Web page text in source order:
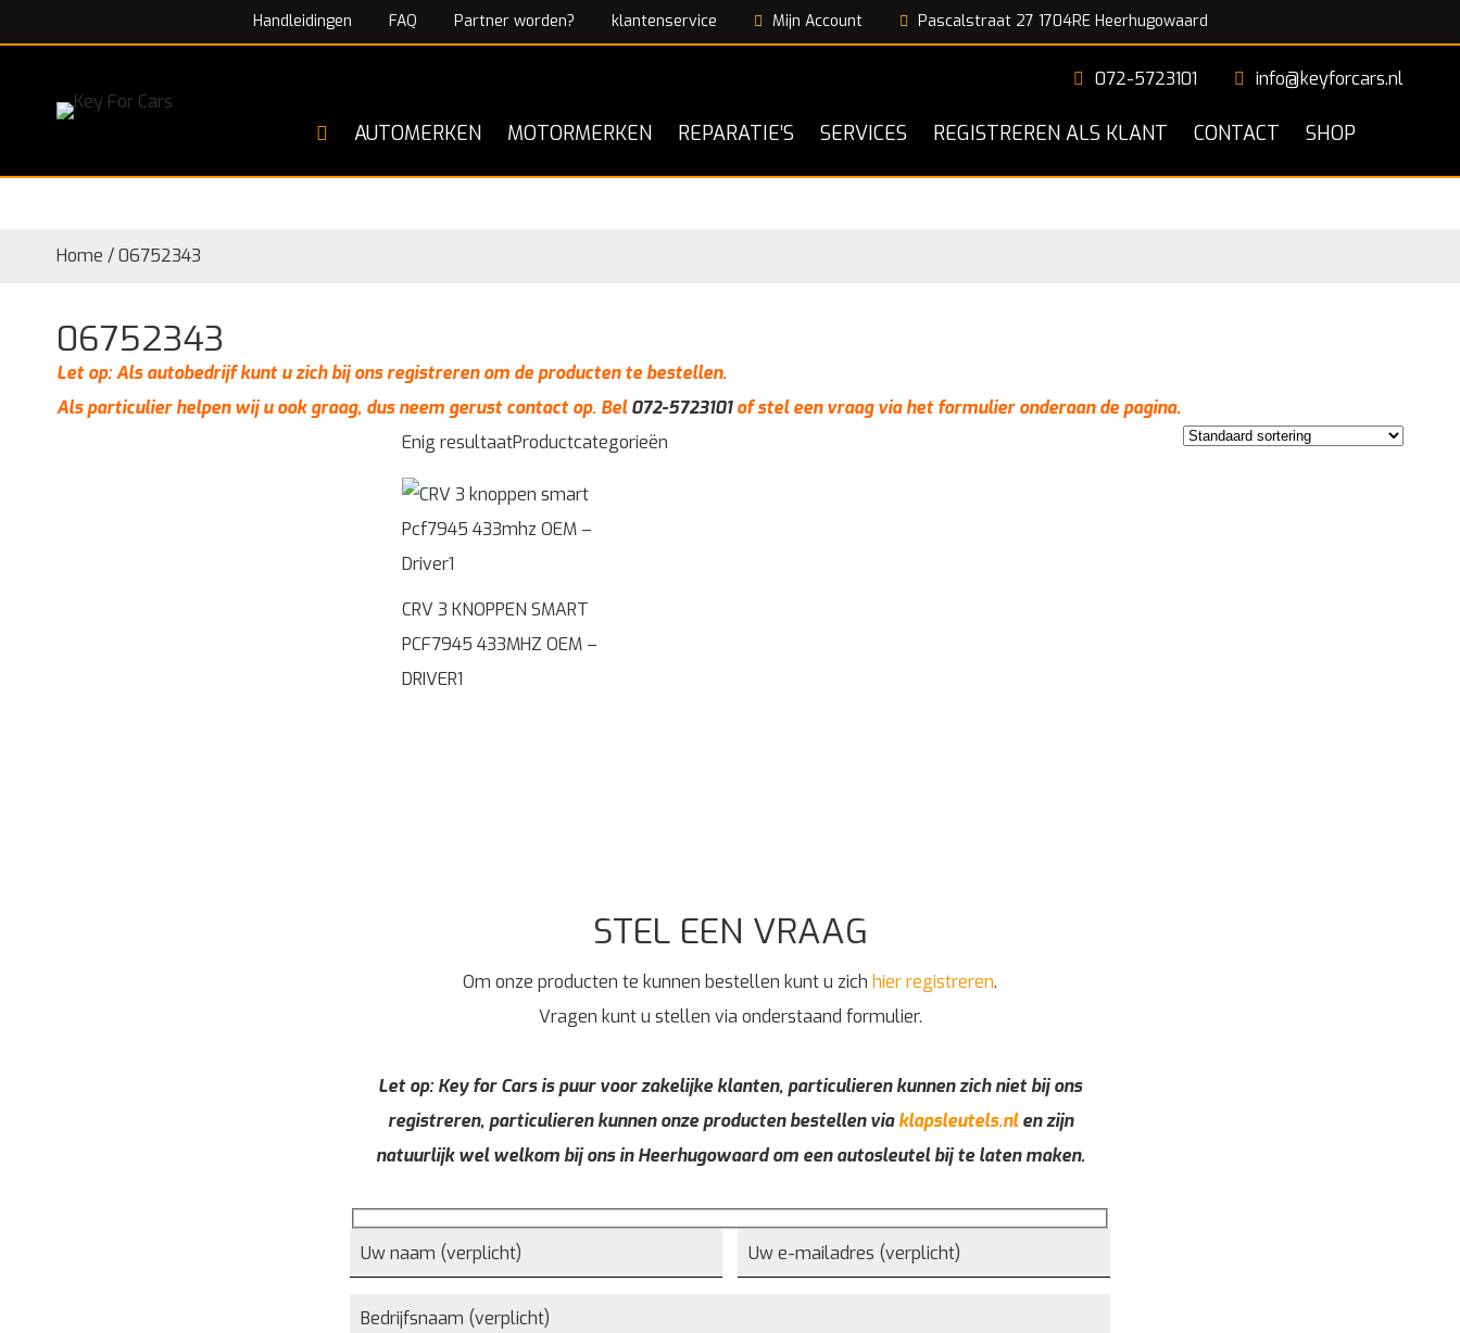
Handleidingen FAQ Partner worden? klantenservice Mijn Account Pascalstraat 27 1704RE Heerhugowaard
072-5723101 info@keyforcars.nl
AUTOMERKEN MOTORMERKEN REPARATIE’S SERVICES REGISTREREN ALS KLANT CONTACT SHOP
Home /06752343
06752343
Let op: Als autobedrijf kunt u zich bij ons registreren om de producten te bestellen.
Als particulier helpen wij u ook graag, dus neem gerust contact op. Bel072-5723101of stel een vraag via het formulier onderaan de pagina.
Productcategorieën
Enig resultaat
CRV 3 KNOPPEN SMART
PCF7945 433MHZ OEM –
DRIVER1
STEL EEN VRAAG
Om onze producten te kunnen bestellen kunt u zich hier registreren.
Vragen kunt u stellen via onderstaand formulier.
Let op: Key for Cars is puur voor zakelijke klanten, particulieren kunnen zich niet bij ons
registreren, particulieren kunnen onze producten bestellen viaklapsleutels.nlen zijn
natuurlijk wel welkom bij ons in Heerhugowaard om een autosleutel bij te laten maken.